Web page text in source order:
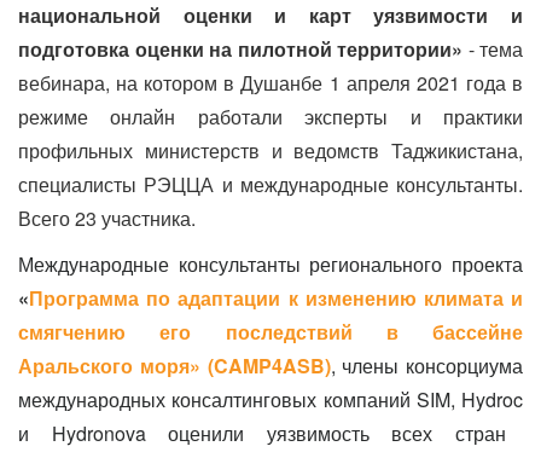
национальной оценки и карт уязвимости и
подготовка оценки на пилотной территории» - тема
вебинара, на котором в Душанбе 1 апреля 2021 года в
режиме онлайн работали эксперты и практики
профильных министерств и ведомств Таджикистана,
специалисты РЭЦЦА и международные консультанты.
Всего 23 участника.
Международные консультанты регионального проекта
«Программа по адаптации к изменению климата и
смягчению его последствий в бассейне
Аральского моря» (CAMP4ASB), члены консорциума
международных консалтинговых компаний SIM, Hydroc
и Hydronovaоценили уязвимость всех стран